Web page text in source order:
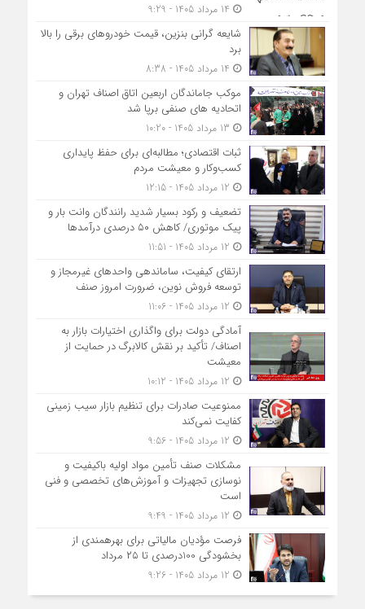
شایعه گرانی بنزین، قیمت خودروهای برقی را بالا
برد
موکب جاماندگان اربعین اتاق اصناف تهران و
اتحادیه های صنفی برپا شد
ثبات اقتصادی؛ مطالبه‌ای برای حفظ پایداری
کسب‌وکار و معیشت مردم
تضعیف و رکود بسیار شدید رانندگان وانت بار و
پیک موتوری/ کاهش ۵۰ درصدی درآمدها
ارتقای کیفیت، ساماندهی واحدهای غیرمجاز و
توسعه فروش نوین، ضرورت امروز صنف
آمادگی دولت برای واگذاری اختیارات بازار به
اصناف/ تأکید بر نقش کالابرگ در حمایت از
معیشت
ممنوعیت صادرات برای تنظیم بازار سیب زمینی
کفایت نمی‌کند
مشکلات صنف تأمین مواد اولیه باکیفیت و
نوسازی تجهیزات و آموزش‌های تخصصی و فنی
است
فرصت مؤدیان مالیاتی برای بهره‎مندی از
بخشودگی 100درصدی تا ۲۵ مرداد